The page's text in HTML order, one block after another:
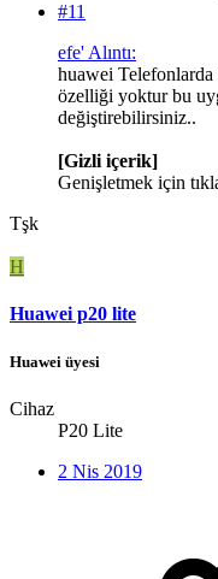
#11
efe' Alıntı:
huawei Telefonlarda
özelliği yoktur bu
değiştirebilirsiniz..
[Gizli içerik]
Genişletmek için
Tşk
H
Huawei p20 lite
Huawei üyesi
Cihaz
P20 Lite
2 Nis 2019